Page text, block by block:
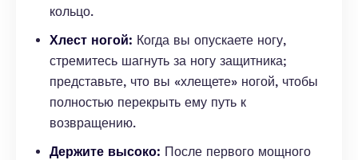
кольцо.
Хлест ногой: Когда вы опускаете ногу,
стремитесь шагнуть за ногу защитника;
представьте, что вы «хлещете» ногой, чтобы
полностью перекрыть ему путь к
возвращению.
Держите высоко: После первого мощного